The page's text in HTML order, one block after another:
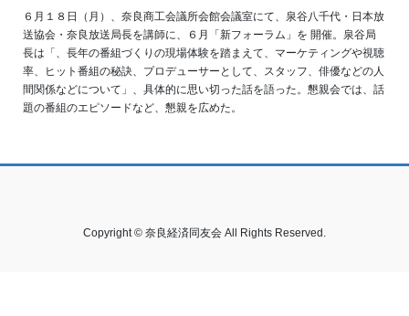
６月１８日（月）、奈良商工会議所会館会議室にて、泉谷八千代・日本放
送協会・奈良放送局長を講師に、６月「新フォーラム」を 開催。泉谷局
長は「、長年の番組づくりの現場体験を踏まえて、マーケティングや視聴
率、ヒット番組の秘訣、プロデューサーとして、スタッフ、俳優などの人
間関係などについて」、具体的に思い切った話を語った。懇親会では、話
題の番組のエピソードなど、懇親を広めた。
Copyright © 奈良経済同友会 All Rights Reserved.